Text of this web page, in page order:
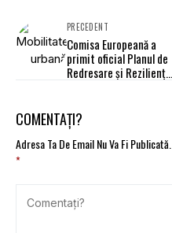
PRECEDENT
Comisa Europeană a
primit oficial Planul de
Redresare și Reziliență
COMENTAȚI?
Adresa Ta De Email Nu Va Fi Publicată.
*